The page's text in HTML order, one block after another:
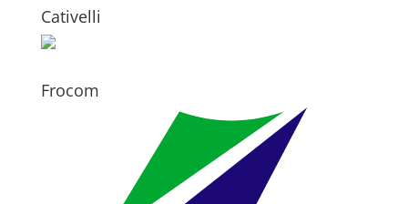
Cativelli
Frocom